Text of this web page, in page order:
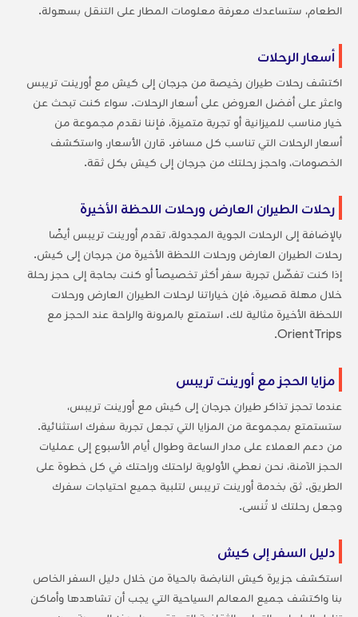
الطعام، ستساعدك معرفة معلومات المطار على التنقل بسهولة.
أسعار الرحلات
اكتشف رحلات طيران رخيصة من جرجان إلى كيش مع أورينت تريبس
واعثر على أفضل العروض على أسعار الرحلات. سواء كنت تبحث عن
خيار مناسب للميزانية أو تجربة متميزة، فإننا نقدم مجموعة من
أسعار الرحلات التي تناسب كل مسافر. قارن الأسعار، واستكشف
الخصومات، واحجز رحلتك من جرجان إلى كيش بكل ثقة.
رحلات الطيران العارض ورحلات اللحظة الأخيرة
بالإضافة إلى الرحلات الجوية المجدولة، تقدم أورينت تريبس أيضًا
رحلات الطيران العارض ورحلات اللحظة الأخيرة من جرجان إلى كيش.
إذا كنت تفضّل تجربة سفر أكثر تخصيصاً أو كنت بحاجة إلى حجز رحلة
خلال مهلة قصيرة، فإن خياراتنا لرحلات الطيران العارض ورحلات
اللحظة الأخيرة مثالية لك. استمتع بالمرونة والراحة عند الحجز مع
OrientTrips.
مزايا الحجز مع أورينت تريبس
عندما تحجز تذاكر طيران جرجان إلى كيش مع أورينت تريبس،
ستستمتع بمجموعة من المزايا التي تجعل تجربة سفرك استثنائية.
من دعم العملاء على مدار الساعة وطوال أيام الأسبوع إلى عمليات
الحجز الآمنة، نحن نعطي الأولوية لراحتك وراحتك في كل خطوة على
الطريق. ثق بخدمة أورينت تريبس لتلبية جميع احتياجات سفرك
وجعل رحلتك لا تُنسى.
دليل السفر إلى كيش
استكشف جزيرة كيش النابضة بالحياة من خلال دليل السفر الخاص
بنا واكتشف جميع المعالم السياحية التي يجب أن تشاهدها وأماكن